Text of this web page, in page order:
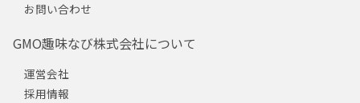
お問い合わせ
GMO趣味なび株式会社について
運営会社
採用情報